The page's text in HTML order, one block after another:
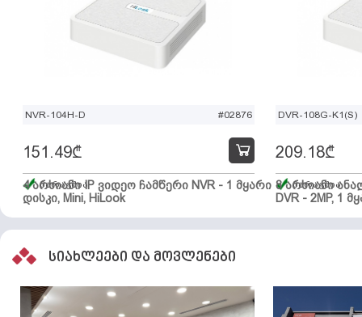
NVR-104H-D #02876
4 არხიანი IP ვიდეო ჩამწერი NVR - 1 მყარი
დისკი, Mini, HiLook
151.49₾
მარაგშია
DVR-108G-K1(S)
8 არხიანი
DVR - 2MP, 1
209.18₾
მარაგშია
სიახლეები და მოვლენები